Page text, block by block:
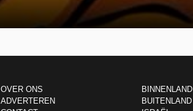
OVER ONS
ADVERTEREN
BINNENLAND
BUITENLAND